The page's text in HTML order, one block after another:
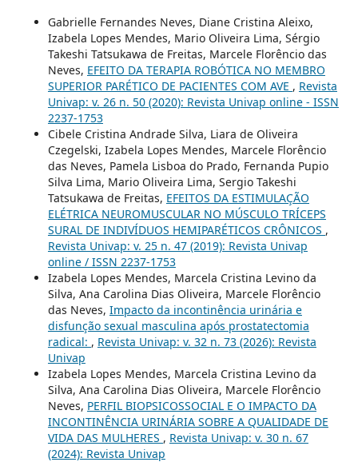
Gabrielle Fernandes Neves, Diane Cristina Aleixo,
Izabela Lopes Mendes, Mario Oliveira Lima, Sérgio
Takeshi Tatsukawa de Freitas, Marcele Florêncio das
Neves, EFEITO DA TERAPIA ROBÓTICA NO MEMBRO
SUPERIOR PARÉTICO DE PACIENTES COM AVE , Revista
Univap: v. 26 n. 50 (2020): Revista Univap online - ISSN
2237-1753
Cibele Cristina Andrade Silva, Liara de Oliveira
Czegelski, Izabela Lopes Mendes, Marcele Florêncio
das Neves, Pamela Lisboa do Prado, Fernanda Pupio
Silva Lima, Mario Oliveira Lima, Sergio Takeshi
Tatsukawa de Freitas, EFEITOS DA ESTIMULAÇÃO
ELÉTRICA NEUROMUSCULAR NO MÚSCULO TRÍCEPS
SURAL DE INDIVÍDUOS HEMIPARÉTICOS CRÔNICOS ,
Revista Univap: v. 25 n. 47 (2019): Revista Univap
online / ISSN 2237-1753
Izabela Lopes Mendes, Marcela Cristina Levino da
Silva, Ana Carolina Dias Oliveira, Marcele Florêncio
das Neves, Impacto da incontinência urinária e
disfunção sexual masculina após prostatectomia
radical: , Revista Univap: v. 32 n. 73 (2026): Revista
Univap
Izabela Lopes Mendes, Marcela Cristina Levino da
Silva, Ana Carolina Dias Oliveira, Marcele Florêncio
Neves, PERFIL BIOPSICOSSOCIAL E O IMPACTO DA
INCONTINÊNCIA URINÁRIA SOBRE A QUALIDADE DE
VIDA DAS MULHERES , Revista Univap: v. 30 n. 67
(2024): Revista Univap